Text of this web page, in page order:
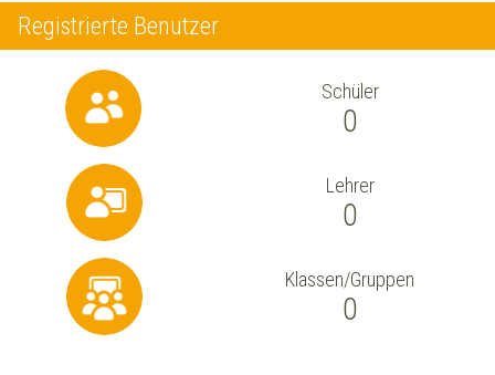
Registrierte Benutzer
Schüler
0
Lehrer
0
Klassen/Gruppen
0